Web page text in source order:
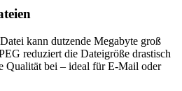
kann dutzende Megabyte groß
reduziert die Dateigröße drastisch
Qualität bei – ideal für E-Mail oder